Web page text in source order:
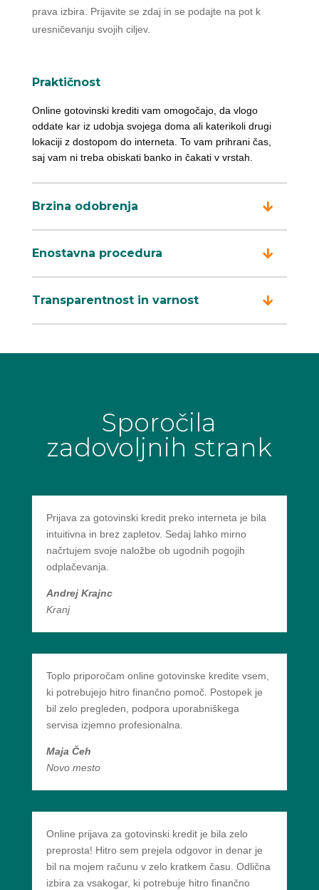
prava izbira. Prijavite se zdaj in se podajte na pot k
uresničevanju svojih ciljev.
Praktičnost
Online gotovinski krediti vam omogočajo, da vlogo
oddate kar iz udobja svojega doma ali katerikoli drugi
lokaciji z dostopom do interneta. To vam prihrani čas,
saj vam ni treba obiskati banko in čakati v vrstah.
Brzina odobrenja
Enostavna procedura
Transparentnost in varnost
Sporočila
zadovoljnih strank
Prijava za gotovinski kredit preko interneta je bila
intuitivna in brez zapletov. Sedaj lahko mirno
načrtujem svoje naložbe ob ugodnih pogojih
odplačevanja.
Andrej Krajnc
Kranj
Toplo priporočam online gotovinske kredite vsem,
ki potrebujejo hitro finančno pomoč. Postopek je
bil zelo pregleden, podpora uporabniškega
servisa izjemno profesionalna.
Maja Čeh
Novo mesto
Online prijava za gotovinski kredit je bila zelo
preprosta! Hitro sem prejela odgovor in denar je
bil na mojem računu v zelo kratkem času. Odlična
izbira za vsakogar, ki potrebuje hitro finančno